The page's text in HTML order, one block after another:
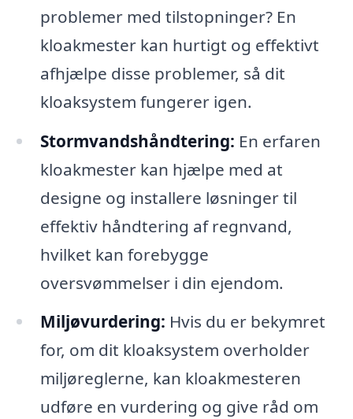
problemer med tilstopninger? En
kloakmester kan hurtigt og effektivt
afhjælpe disse problemer, så dit
kloaksystem fungerer igen.
Stormvandshåndtering: En erfaren
kloakmester kan hjælpe med at
designe og installere løsninger til
effektiv håndtering af regnvand,
hvilket kan forebygge
oversvømmelser i din ejendom.
Miljøvurdering: Hvis du er bekymret
for, om dit kloaksystem overholder
miljøreglerne, kan kloakmesteren
udføre en vurdering og give råd om